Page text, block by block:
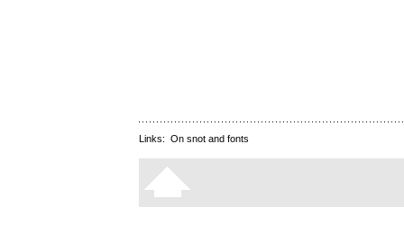
Links: On snot and fonts